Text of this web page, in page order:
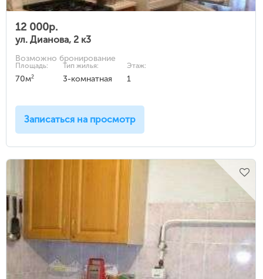
12 000р.
ул. Дианова, 2 к3
Возможно бронирование
Площадь:
70м2
Тип жилья:
3-комнатная
Этаж:
1
Записаться на просмотр